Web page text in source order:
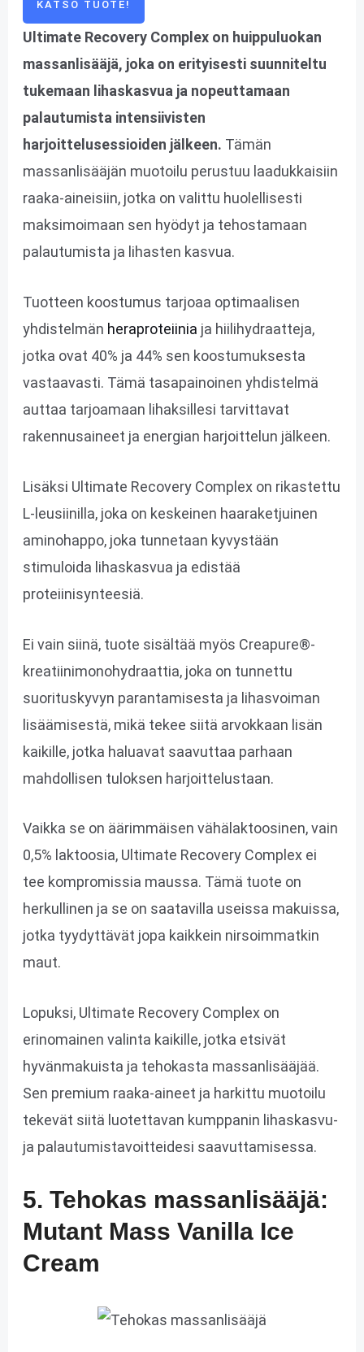
KATSO TUOTE!
Ultimate Recovery Complex on huippuluokan
massanlisääjä, joka on erityisesti suunniteltu
tukemaan lihaskasvua ja nopeuttamaan
palautumista intensiivisten
harjoittelusessioiden jälkeen. Tämän
massanlisääjän muotoilu perustuu laadukkaisiin
raaka-aineisiin, jotka on valittu huolellisesti
maksimoimaan sen hyödyt ja tehostamaan
palautumista ja lihasten kasvua.
Tuotteen koostumus tarjoaa optimaalisen
yhdistelmän heraproteiinia ja hiilihydraatteja,
jotka ovat 40% ja 44% sen koostumuksesta
vastaavasti. Tämä tasapainoinen yhdistelmä
auttaa tarjoamaan lihaksillesi tarvittavat
rakennusaineet ja energian harjoittelun jälkeen.
Lisäksi Ultimate Recovery Complex on rikastettu
L-leusiinilla, joka on keskeinen haaraketjuinen
aminohappo, joka tunnetaan kyvystään
stimuloida lihaskasvua ja edistää
proteiinisynteesiä.
Ei vain siinä, tuote sisältää myös Creapure®-
kreatiinimonohydraattia, joka on tunnettu
suorituskyvyn parantamisesta ja lihasvoiman
lisäämisestä, mikä tekee siitä arvokkaan lisän
kaikille, jotka haluavat saavuttaa parhaan
mahdollisen tuloksen harjoittelustaan.
Vaikka se on äärimmäisen vähälaktoosinen, vain
0,5% laktoosia, Ultimate Recovery Complex ei
tee kompromissia maussa. Tämä tuote on
herkullinen ja se on saatavilla useissa makuissa,
jotka tyydyttävät jopa kaikkein nirsoimmatkin
maut.
Lopuksi, Ultimate Recovery Complex on
erinomainen valinta kaikille, jotka etsivät
hyvänmakuista ja tehokasta massanlisääjää.
Sen premium raaka-aineet ja harkittu muotoilu
tekevät siitä luotettavan kumppanin lihaskasvu-
ja palautumistavoitteidesi saavuttamisessa.
5. Tehokas massanlisääjä:
Mutant Mass Vanilla Ice
Cream